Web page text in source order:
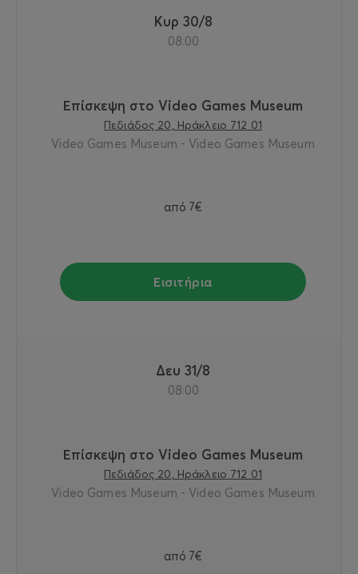
Κυρ 30/8
08:00
Επίσκεψη στο Video Games Museum
Πεδιάδος 20, Ηράκλειο 712 01
Video Games Museum - Video Games Museum
από 7€
Εισιτήρια
Δευ 31/8
08:00
Επίσκεψη στο Video Games Museum
Πεδιάδος 20, Ηράκλειο 712 01
Video Games Museum - Video Games Museum
από 7€